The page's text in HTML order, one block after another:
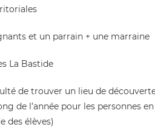
et un parrain + une marraine
La Bastide
de trouver un lieu de
de l’année pour les personnes
des élèves)